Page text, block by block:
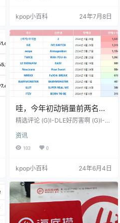
man nan ne-ge ban-hae-sseo (Oh
kpop小百科 24年7月8日
哇，今年初动销量前两名竟
然是中小公司（女团）
精选评论 (G)I-DLE好厉害啊 (G)I-D
卖的样子… Cube和Starship干得好
哇，(G)I-DLE的粉丝群体真大 (G)I-
数字，卖得不错 ILLIT是首张专辑，
o也卖了50多万张，真是厉害
资讯
103 0
kpop小百科 24年6月4日